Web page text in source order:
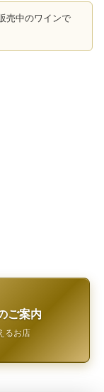
売中のワインで
ご案内
るお店